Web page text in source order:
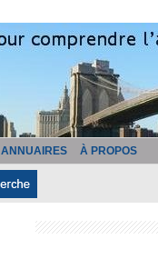
ANNUAIRES À PROPOS